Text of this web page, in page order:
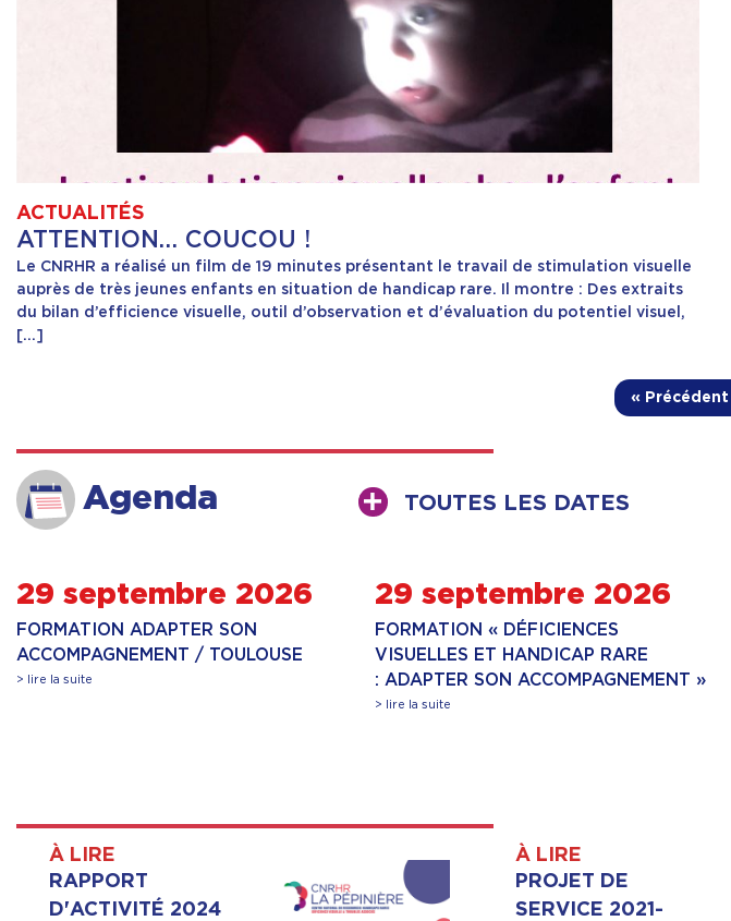
ACTUALITÉS
ATTENTION… COUCOU !
Le CNRHR a réalisé un film de 19 minutes présentant le travail de stimulation visuelle
auprès de très jeunes enfants en situation de handicap rare. Il montre : Des extraits
du bilan d’efficience visuelle, outil d’observation et d’évaluation du potentiel visuel,
[…]
« Précédent
Agenda TOUTES LES DATES
29 septembre 2026
FORMATION ADAPTER SON
ACCOMPAGNEMENT / TOULOUSE
> lire la suite
29 septembre 2026
FORMATION « DÉFICIENCES
VISUELLES ET HANDICAP RARE
: ADAPTER SON ACCOMPAGNEMENT »
> lire la suite
À LIRE
RAPPORT
D'ACTIVITÉ 2024
À LIRE
PROJET DE
SERVICE 2021-